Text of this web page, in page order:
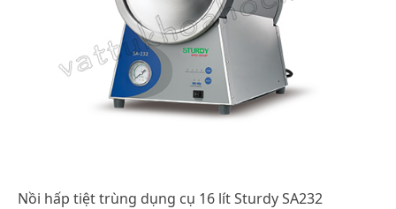
Nồi hấp tiệt trùng dụng cụ 16 lít Sturdy SA232